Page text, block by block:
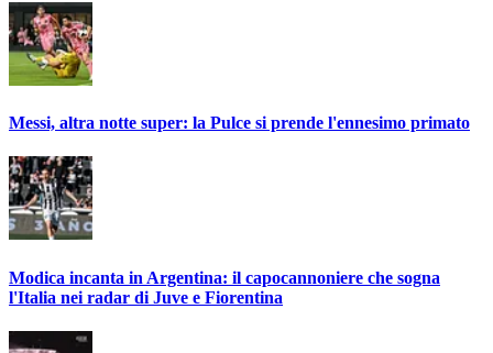
Messi, altra notte super: la Pulce si prende l'ennesimo primato
Modica incanta in Argentina: il capocannoniere che sogna
l'Italia nei radar di Juve e Fiorentina